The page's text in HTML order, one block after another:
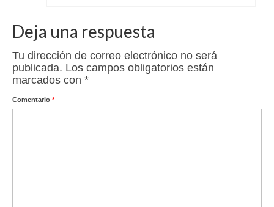
Deja una respuesta
Tu dirección de correo electrónico no será
publicada. Los campos obligatorios están
marcados con *
Comentario *